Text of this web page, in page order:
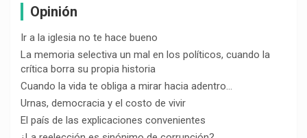
Opinión
Ir a la iglesia no te hace bueno
La memoria selectiva un mal en los políticos, cuando la
crítica borra su propia historia
Cuando la vida te obliga a mirar hacia adentro…
Urnas, democracia y el costo de vivir
El país de las explicaciones convenientes